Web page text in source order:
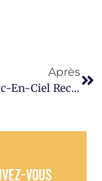
Après
Cet Été, Arc-En-Ciel Recherche Des Volontaires Pour Ses Séjours Résidentiels À Virton !
vous